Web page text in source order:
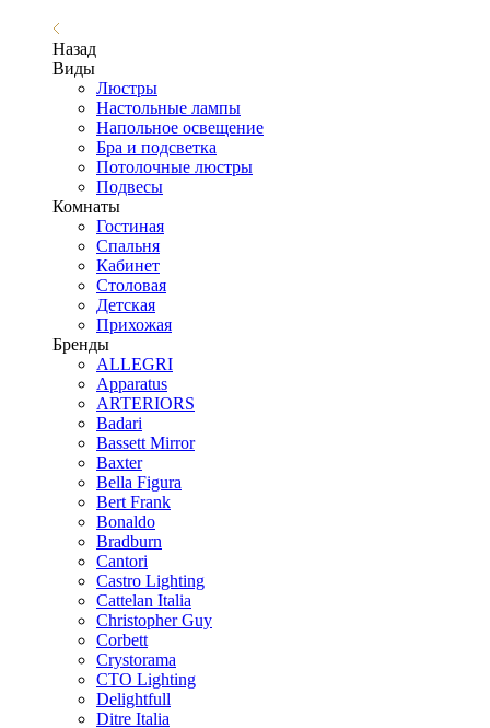
Назад
Виды
Люстры
Настольные лампы
Напольное освещение
Бра и подсветка
Потолочные люстры
Подвесы
Комнаты
Гостиная
Спальня
Кабинет
Столовая
Детская
Прихожая
Бренды
ALLEGRI
Apparatus
ARTERIORS
Badari
Bassett Mirror
Baxter
Bella Figura
Bert Frank
Bonaldo
Bradburn
Cantori
Castro Lighting
Cattelan Italia
Christopher Guy
Corbett
Crystorama
CTO Lighting
Delightfull
Ditre Italia